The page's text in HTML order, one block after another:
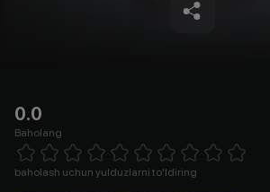
0.0
Baholang
1 Star 2 Stars 3 Stars 4 Stars5 Stars 6 Stars7 Stars8 Stars
baholash uchun yulduzlarni to'ldiring